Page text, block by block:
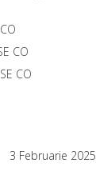
CO
CO
3 Februarie 2025